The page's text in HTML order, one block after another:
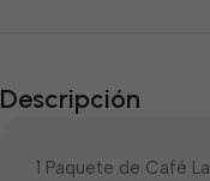
Descripción
1 Paquete de Café